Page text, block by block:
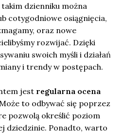
takim dzienniku można
cotygodniowe osiągnięcia,
oraz nowe
rozwijać. Dzięki
swoich myśli i działań
i trendy w postępach.
jest regularna ocena
to odbywać się poprzez
pozwolą określić poziom
dziedzinie. Ponadto, warto